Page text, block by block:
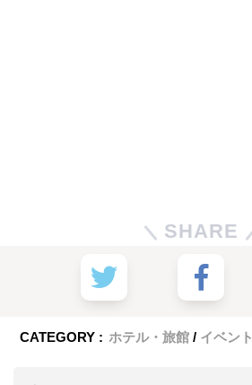
SHARE
CATEGORY : ホテル・旅館 イベント